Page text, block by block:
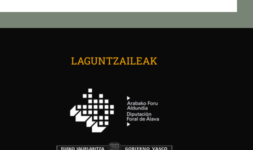
LAGUNTZAILEAK